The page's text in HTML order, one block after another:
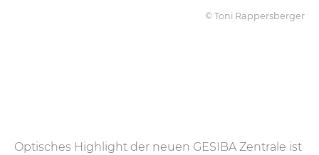
© Toni Rappersberger
Optisches Highlight der neuen GESIBA Zentrale ist